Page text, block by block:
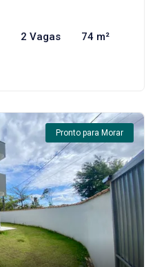
2 Vagas 74 m²
Pronto para Morar